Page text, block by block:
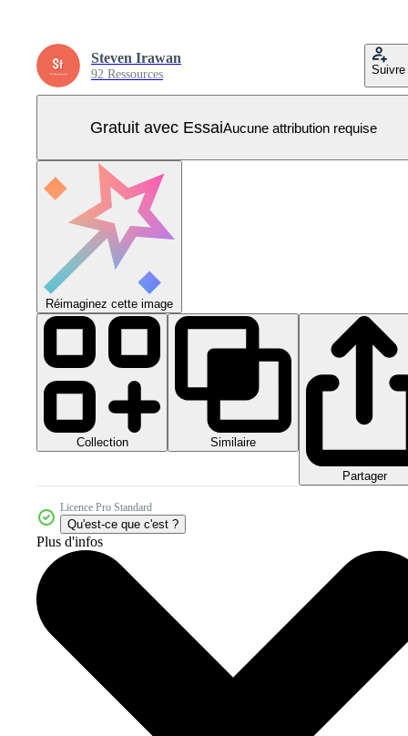
Steven Irawan
92 Ressources Suivre
Gratuit avec EssaiAucune attribution requise
Réimaginez cette image
Collection Similaire
Partager
Licence Pro Standard
Qu'est-ce que c'est ?
Plus d'infos